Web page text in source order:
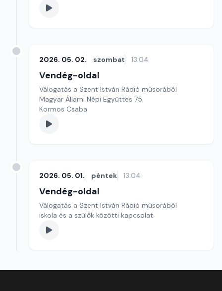
2026. 05. 02. szombat 13:04
Vendég-oldal
Válogatás a Szent István Rádió műsorából
Magyar Állami Népi Együttes 75
Kormos Csaba
2026. 05. 01. péntek 13:04
Vendég-oldal
Válogatás a Szent István Rádió műsorából
iskola és a szülők közötti kapcsolat